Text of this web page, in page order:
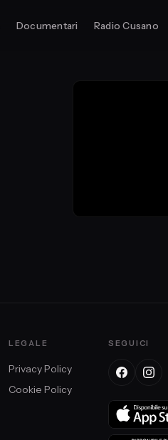
Documentari Radio Cusano
LEGALE
Privacy Policy
Cookie Policy
SEGUICI